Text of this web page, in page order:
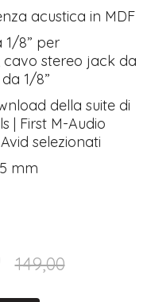
acustica in MDF
8” per
cavo stereo jack da
1/8”
della suite di
| First M-Audio
selezionati
mm
149,00